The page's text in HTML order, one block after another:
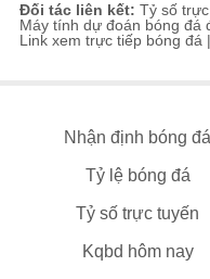
Đối tác liên kết: Tỷ số
Máy tính dự đoán bóng đá
Link xem trực tiếp bóng đá |
Nhận định bóng đá
Tỷ lệ bóng đá
Tỷ số trực tuyến
Kqbd hôm nay